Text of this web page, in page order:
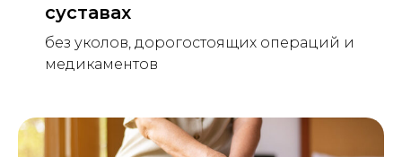
суставах
без уколов, дорогостоящих операций и
медикаментов